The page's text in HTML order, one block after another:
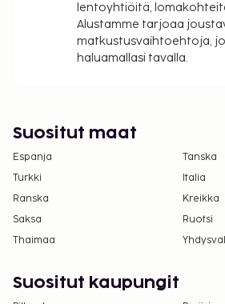
Majoituspaikka veloittaa
suoritettavat maksut. Maksuihin
sovellettavat verot:
ilmoittamat maksut.
Maksu buffetaamiaisesta:
Avustajaeläimistä ei veloiteta
lentoyhtiöitä,
Alustamme tarjoaa
matkustusvaihtoehtoja,
haluamallasi tavalla.
Suositut maat
Espanja
Tanska
Turkki
Italia
Ranska
Kreikka
Saksa
Ruotsi
Thaimaa
Suositut kaupungit